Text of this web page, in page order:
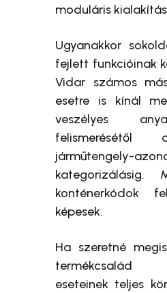
moduláris
Ugyanakkor
fejlett funkcióinak
Vidar számos
esetre is kínál
veszélyes
felismerésétől
járműtengely-
kategorizálásig.
konténerkódok
képesek.
Ha szeretné
termékcsalád
eseteinek teljes